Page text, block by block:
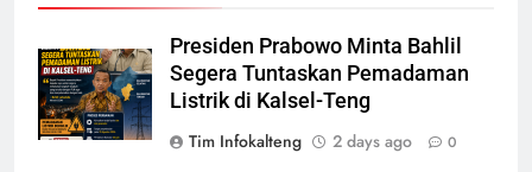
Presiden Prabowo Minta Bahlil
Segera Tuntaskan Pemadaman
Listrik di Kalsel-Teng
Tim Infokalteng
2 days ago 0